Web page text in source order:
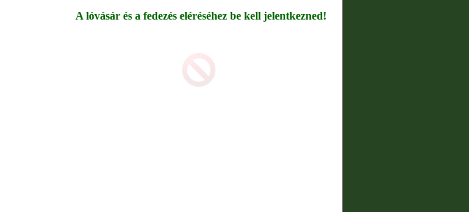
A lóvásár és a fedezés eléréséhez be kell jelentkezned!